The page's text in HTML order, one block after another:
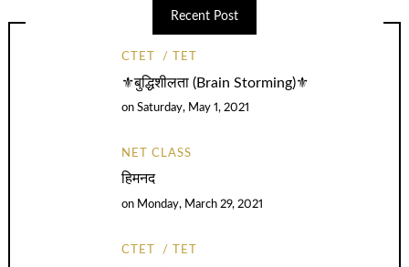
Recent Post
CTET TET
⚜️बुद्धिशीलता (Brain Storming)⚜️
onSaturday, May 1, 2021
NET CLASS
हिमनद
on Monday, March 29, 2021
CTET TET